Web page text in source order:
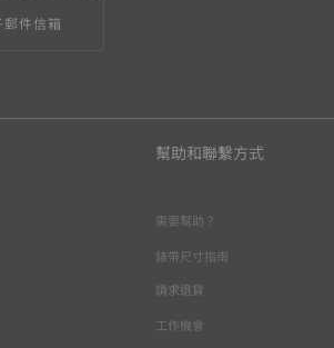
郵件信箱
幫助和聯繫方式
需要幫助？
錶帶尺寸指南
請求退貨
工作機會